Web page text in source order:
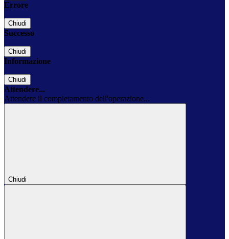
Errore
Chiudi
Successo
Chiudi
Informazione
Chiudi
Attendere...
Attendere il completamento dell'operazione...
Chiudi